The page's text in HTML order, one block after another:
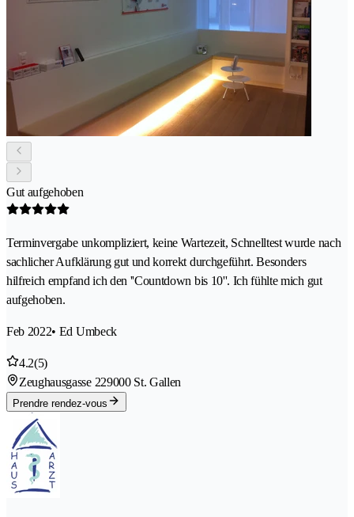
Gut aufgehoben
Terminvergabe unkompliziert, keine Wartezeit, Schnelltest wurde nach
sachlicher Aufklärung gut und korrekt durchgeführt. Besonders
hilfreich empfand ich den ''Countdown bis 10''. Ich fühlte mich gut
aufgehoben.
Feb 2022• Ed Umbeck
4.2(5)
Zeughausgasse 229000 St. Gallen
Prendre rendez-vous